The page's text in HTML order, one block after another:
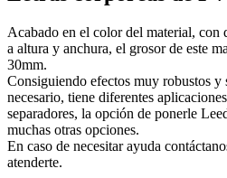
Acabado en el color del material, con
a altura y anchura, el grosor de este
30mm.
Consiguiendo efectos muy robustos y
necesario, tiene diferentes
separadores, la opción de ponerle
muchas otras opciones.
En caso de necesitar ayuda
atenderte.